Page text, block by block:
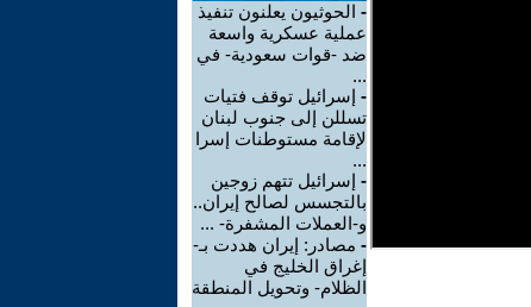
- الحوثيون يعلنون تنفيذ
عملية عسكرية واسعة
ضد -قوات سعودية- في
...
- إسرائيل توقف فتيات
تسللن إلى جنوب لبنان
لإقامة مستوطنات إسرا
...
- إسرائيل تتهم زوجين
بالتجسس لصالح إيران..
و-العملات المشفرة- ...
- مصادر: إيران هددت بـ-
إغراق الخليج في
الظلام- وتحويل المنطقة